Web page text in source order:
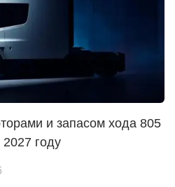
и запасом хода 805
году